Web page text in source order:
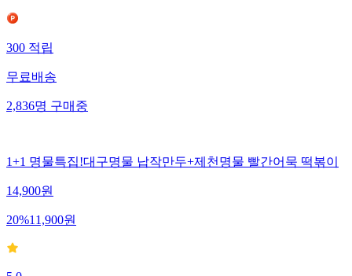
300 적립
무료배송
2,836명 구매중
1+1 명물특집!대구명물 납작만두+제천명물 빨간어묵 떡볶이
14,900원
20%11,900원